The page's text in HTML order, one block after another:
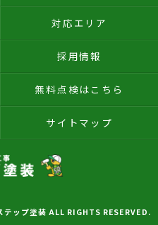
対応エリア
採用情報
無料点検はこちら
サイトマップ
ップ塗装 ALL RIGHTS RESERVED.